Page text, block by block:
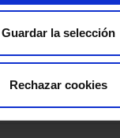
Guardar la selección
Rechazar cookies